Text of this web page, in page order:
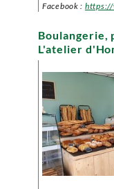
Facebook :
Boulangerie,
L'atelier